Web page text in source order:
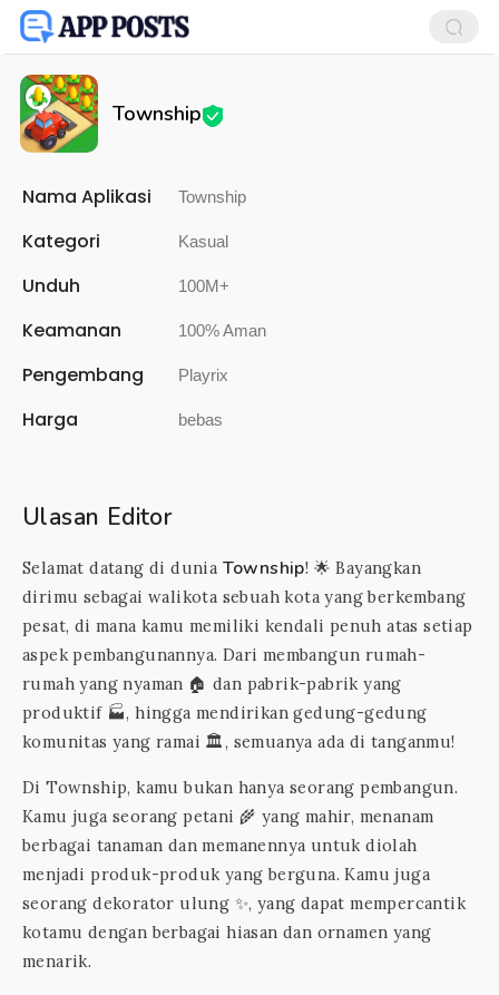
Township
Nama Aplikasi Township
Kategori Kasual
Unduh 100M+
Keamanan 100% Aman
Pengembang Playrix
Harga bebas
Ulasan Editor
Selamat datang di dunia Township! 🌟 Bayangkan
dirimu sebagai walikota sebuah kota yang berkembang
pesat, di mana kamu memiliki kendali penuh atas setiap
aspek pembangunannya. Dari membangun rumah-
rumah yang nyaman 🏠 dan pabrik-pabrik yang
produktif 🏭, hingga mendirikan gedung-gedung
komunitas yang ramai 🏛️, semuanya ada di tanganmu!
Di Township, kamu bukan hanya seorang pembangun.
Kamu juga seorang petani 🌾 yang mahir, menanam
berbagai tanaman dan memanennya untuk diolah
menjadi produk-produk yang berguna. Kamu juga
seorang dekorator ulung ✨, yang dapat mempercantik
kotamu dengan berbagai hiasan dan ornamen yang
menarik.